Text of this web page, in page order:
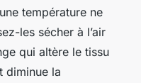
température ne
les sécher à l’air
qui altère le tissu
diminue la